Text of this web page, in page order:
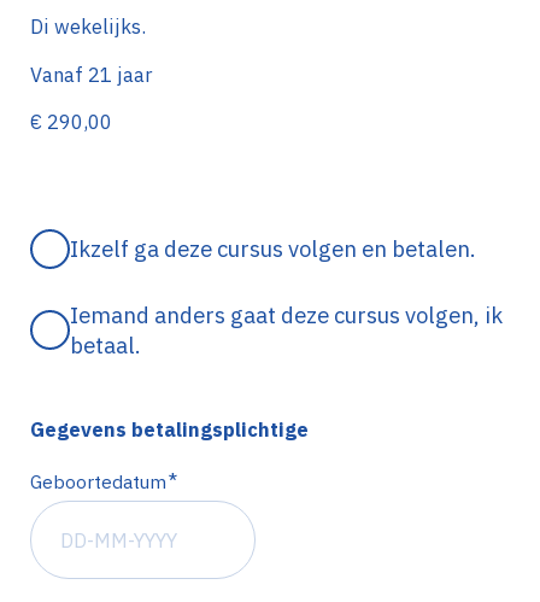
Di wekelijks.
Vanaf 21 jaar
€ 290,00
Ikzelf ga deze cursus volgen en betalen.
Iemand anders gaat deze cursus volgen, ik
betaal.
Gegevens betalingsplichtige
Geboortedatum*